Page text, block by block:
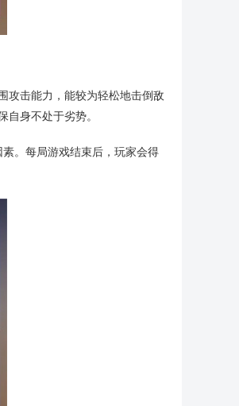
攻击能力，能较为轻松地击倒敌
自身不处于劣势。
。每局游戏结束后，玩家会得